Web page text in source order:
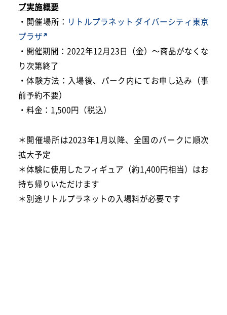
プ実施概要
・開催場所： リトルプラネット ダイバーシティ東京
プラザ
・開催期間：2022年12月23日（金）～商品がなくな
り次第終了
・体験方法：入場後、パーク内にてお申し込み（事
前予約不要）
・料金：1,500円（税込）
＊開催場所は2023年1月以降、全国のパークに順次
拡大予定
＊体験に使用したフィギュア（約1,400円相当）はお
持ち帰りいただけます
＊別途リトルプラネットの入場料が必要です